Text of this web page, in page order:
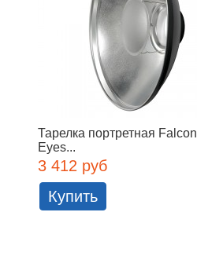
Тарелка портретная Falcon
Eyes...
3 412 руб
Купить